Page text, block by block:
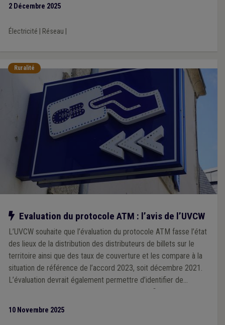
2 Décembre 2025
Électricité Réseau
Ruralité
Notre action
Evaluation du protocole ATM : l’avis de l’UVCW
L’UVCW souhaite que l’évaluation du protocole ATM fasse l’état
des lieux de la distribution des distributeurs de billets sur le
territoire ainsi que des taux de couverture et les compare à la
situation de référence de l’accord 2023, soit décembre 2021.
L’évaluation devrait également permettre d’identifier de
manière objective les zones mal desservies afin de pouvoir
10 Novembre 2025